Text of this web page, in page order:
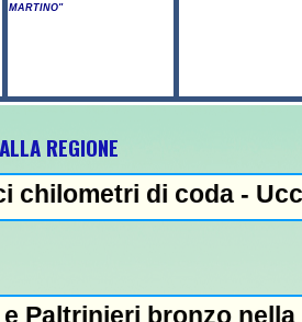
MARTINO"
REGIONE
- Uccide la
nella 5 km:
IN EVIDENZA